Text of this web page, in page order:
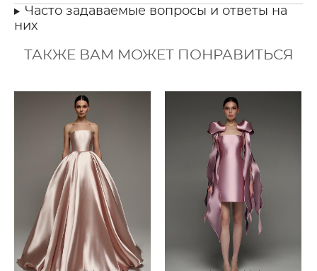
Часто задаваемые вопросы и ответы на
них
ТАКЖЕ ВАМ МОЖЕТ ПОНРАВИТЬСЯ